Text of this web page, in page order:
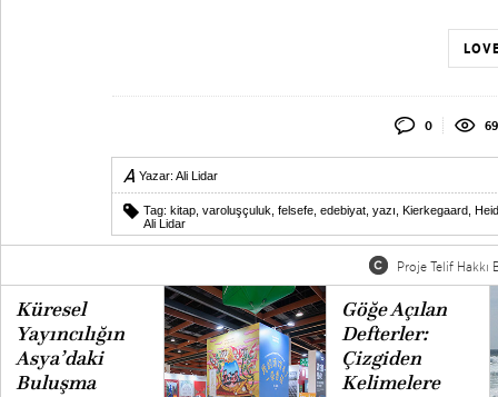
0
Yazar: Ali Lidar
Tag: kitap varoluşçuluk felsefe edebiyat yazı Kierkegaard
Ali Lidar
Proje Telif Hakkı
Küresel
Yayıncılığın
Asya’daki
Buluşma
Göğe Açılan
Defterler:
Çizgiden
Kelimelere